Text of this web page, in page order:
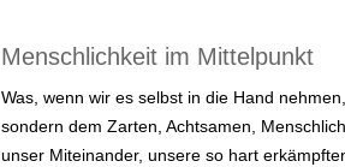
Menschlichkeit im Mittelpunkt
Was, wenn wir es selbst in die Hand
sondern dem Zarten, Achtsamen,
unser Miteinander, unsere so hart